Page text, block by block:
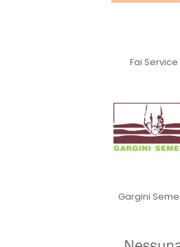
Fai Service
Gargini